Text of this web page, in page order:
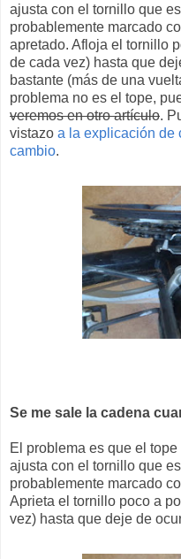
ajusta con el tornillo que
probablemente marcado
apretado. Afloja el tornillo
de cada vez) hasta que
bastante (más de una
problema no es el tope,
veremos en otro artículo.
vistazo a la explicación de
cambio.
Se me sale la cadena
El problema es que el
ajusta con el tornillo que
probablemente marcado
Aprieta el tornillo poco a
vez) hasta que deje de